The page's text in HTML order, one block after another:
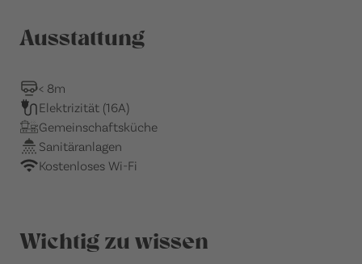
Ausstattung
< 8m
Elektrizität (16A)
Gemeinschaftsküche
Sanitäranlagen
Kostenloses Wi-Fi
Wichtig zu wissen